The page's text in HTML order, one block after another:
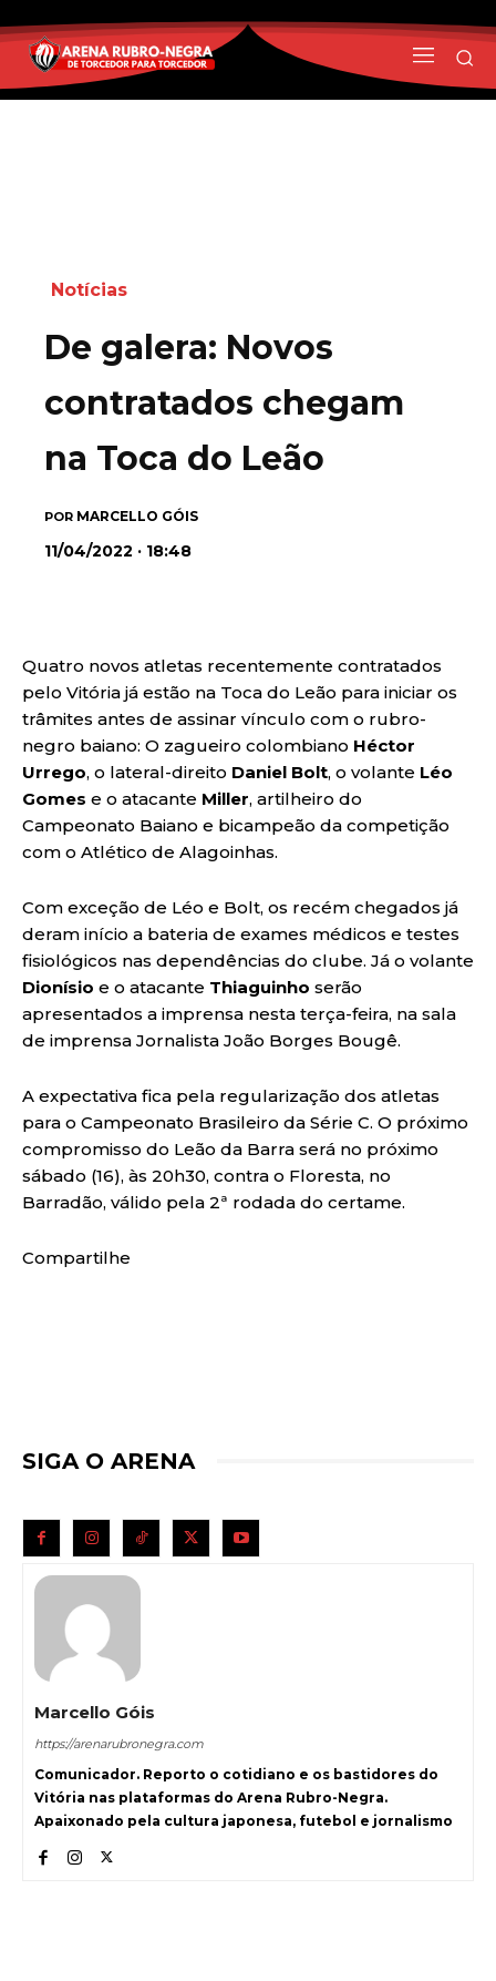
Notícias
De galera: Novos
contratados chegam
na Toca do Leão
POR MARCELLO GÓIS
11/04/2022 · 18:48
Quatro novos atletas recentemente contratados
pelo Vitória já estão na Toca do Leão para iniciar os
trâmites antes de assinar vínculo com o rubro-
negro baiano: O zagueiro colombiano Héctor
Urrego, o lateral-direito Daniel Bolt, o volante Léo
Gomes e o atacante Miller, artilheiro do
Campeonato Baiano e bicampeão da competição
com o Atlético de Alagoinhas.
Com exceção de Léo e Bolt, os recém chegados já
deram início a bateria de exames médicos e testes
fisiológicos nas dependências do clube. Já o volante
Dionísio e o atacante Thiaguinho serão
apresentados a imprensa nesta terça-feira, na sala
de imprensa Jornalista João Borges Bougê.
A expectativa fica pela regularização dos atletas
para o Campeonato Brasileiro da Série C. O próximo
compromisso do Leão da Barra será no próximo
sábado (16), às 20h30, contra o Floresta, no
Barradão, válido pela 2ª rodada do certame.
Compartilhe
SIGA O ARENA
Marcello Góis
https://arenarubronegra.com
Comunicador. Reporto o cotidiano e os bastidores do
Vitória nas plataformas do Arena Rubro-Negra.
Apaixonado pela cultura japonesa, futebol e jornalismo